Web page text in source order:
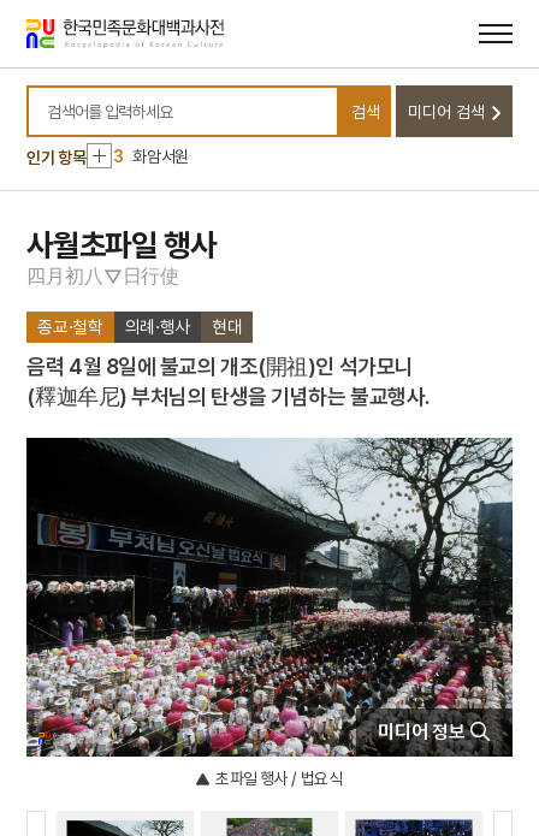
바로가기
바로가기
검색어를 입력하세요
검색 미디어 검색
인기 항목
10 영기
1 대정실업친목회
2 해동악부
3 화암서원
4 오륜가
청계서원
6 봉산서원
서산서원
9 역대가
10
영기
1 대정실업친목회
해동악부
4 오륜가
5 청계서원
6 봉산서원
7 화산서원
8 서산서원
9 역대가
사월초파일 행사
四 月初八▽日行使
종교·철학 의례·행사 현대
음력 4월 8일에 불교의 개조(開祖)인 석가모니
(釋迦牟尼) 부처님의 탄생을 기념하는 불교행사.
미디어 정보
초파일 행사 / 법요식